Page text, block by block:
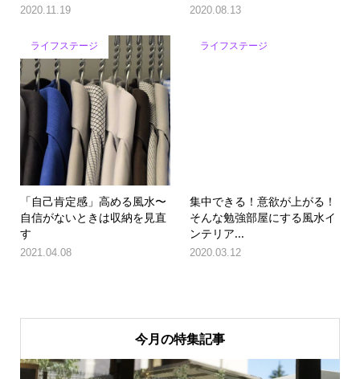
2020.11.19 2020.08.13
ライフステージ
「自己肯定感」高める風水〜
自信がないときは収納を見直
す
2021.04.08
ライフステージ
集中できる！意欲が上がる！
そんな勉強部屋にする風水イ
ンテリア...
2020.03.12
今月の特集記事